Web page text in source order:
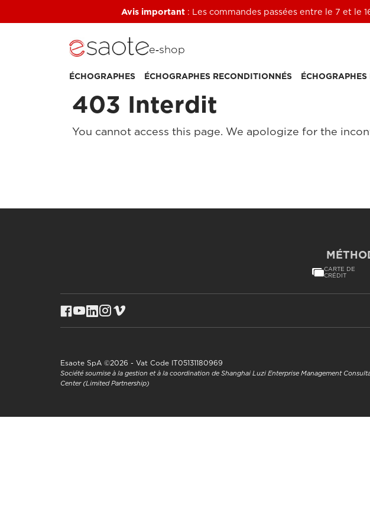
Avis important: Les commandes passées entre le 7 et le
e‑shop
ÉCHOGRAPHES ÉCHOGRAPHES RECONDITIONNÉS
403 Interdit
You cannot access this page. We apologize for the
CARTE DE
CRÉDIT
Esaote SpA ©2026 - Vat Code IT05131180969
Société soumise à la gestion et à la coordination de Shanghai Luzi Enterprise Management
Center (Limited Partnership)